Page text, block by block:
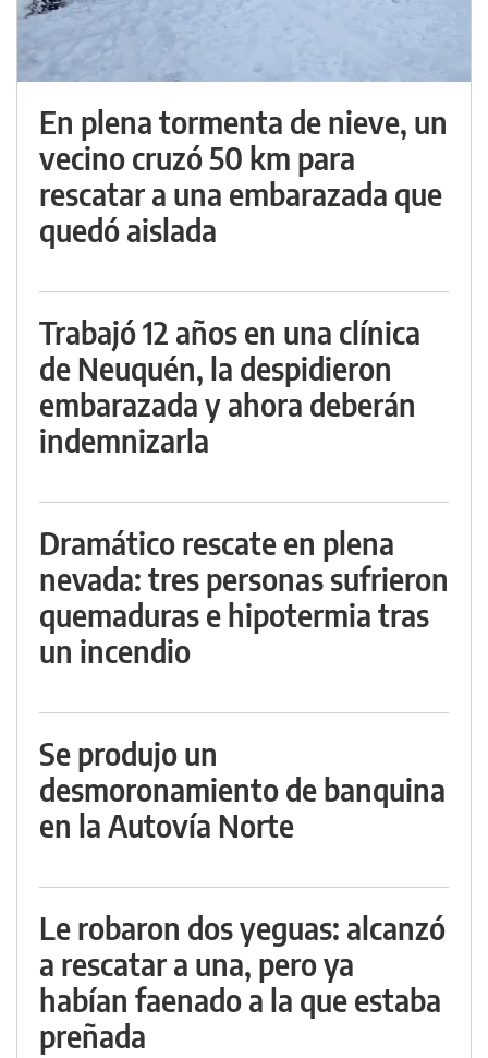
En plena tormenta de nieve, un
vecino cruzó 50 km para
rescatar a una embarazada que
quedó aislada
Trabajó 12 años en una clínica
de Neuquén, la despidieron
embarazada y ahora deberán
indemnizarla
Dramático rescate en plena
nevada: tres personas sufrieron
quemaduras e hipotermia tras
un incendio
Se produjo un
desmoronamiento de banquina
en la Autovía Norte
Le robaron dos yeguas: alcanzó
a rescatar a una, pero ya
habían faenado a la que estaba
preñada